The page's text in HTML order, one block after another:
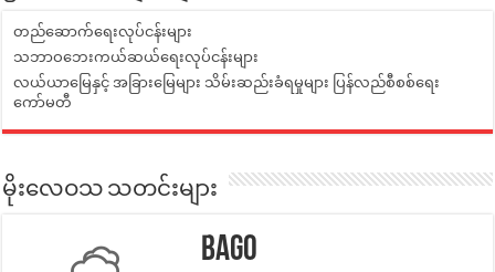
တည်ဆောက်ရေးလုပ်ငန်းများ
သဘာဝဘေးကယ်ဆယ်ရေးလုပ်ငန်းများ
လယ်ယာမြေနှင့် အခြားမြေများ သိမ်းဆည်းခံရမှုများ ပြန်လည်စီစစ်ရေး
ကော်မတီ
မိုးလေဝသ သတင်းများ
Bago